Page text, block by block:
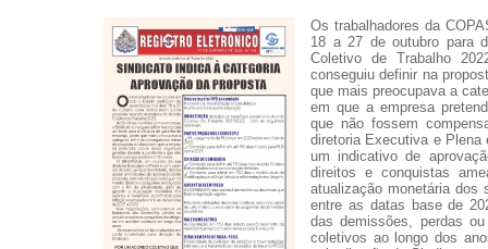
Os trabalhadores da
18 a 27 de outubro para
Coletivo de Trabalho
conseguiu definir na
que mais preocupava a
em que a empresa
que não fossem
diretoria Executiva e Plena
um indicativo de
direitos e conquistas
atualização monetária dos
entre as datas base de
das demissões, perdas
coletivos ao longo dos